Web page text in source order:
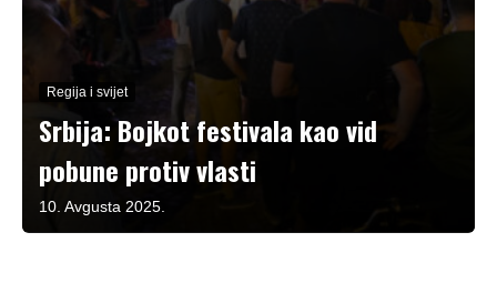
Regija i svijet
Srbija: Bojkot festivala kao vid
pobune protiv vlasti
10. Avgusta 2025.